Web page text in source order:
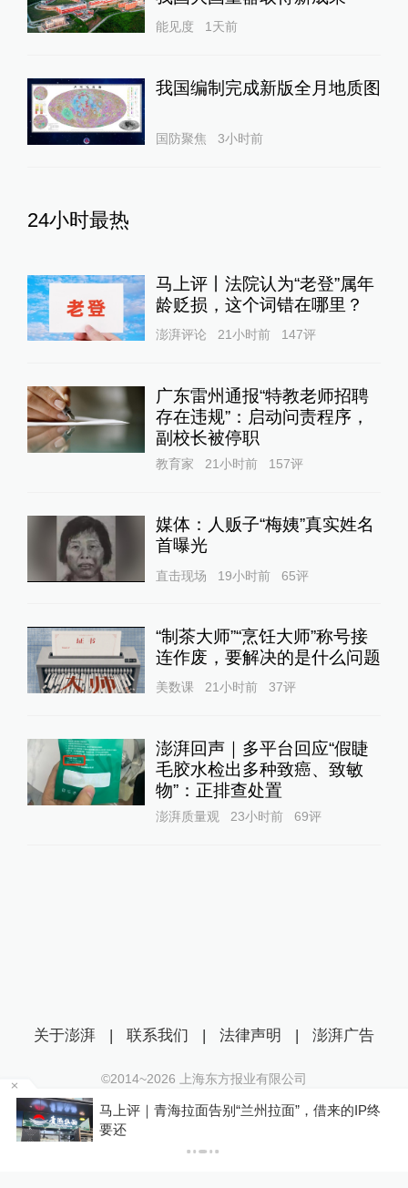
能见度 1天前
我国编制完成新版全月地质图
国防聚焦 3小时前
24小时最热
马上评丨法院认为“老登”属年
龄贬损，这个词错在哪里？
澎湃评论 21小时前 147评
广东雷州通报“特教老师招聘
存在违规”：启动问责程序，
副校长被停职
教育家 21小时前 157评
媒体：人贩子“梅姨”真实姓名
首曝光
直击现场 19小时前 65评
“制茶大师”“烹饪大师”称号接
连作废，要解决的是什么问题
美数课 21小时前 37评
澎湃回声｜多平台回应“假睫
毛胶水检出多种致癌、致敏
物”：正排查处置
澎湃质量观 23小时前 69评
马上评｜青海拉面告别“兰州拉面”，借来的IP终
要还
关于澎湃 | 联系我们 | 法律声明 | 澎湃广告
©2014~2026 上海东方报业有限公司
沪ICP证：沪B2-20170116 | 沪ICP备14003370号
互联网新闻信息服务许可证：31120170006
沪公网安备 31010602000299号